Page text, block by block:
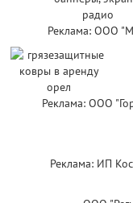
Реклама: ООО
Реклама: ООО
Реклама: ИП